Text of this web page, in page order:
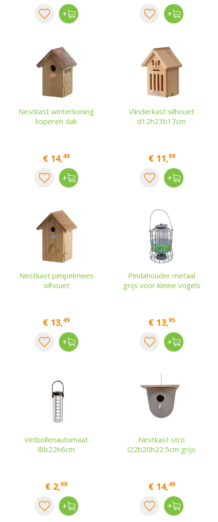
Nestkast winterkoning
koperen dak
€ 14,49
Vlinderkast silhouet
d12h23b17cm
€ 11,99
Nestkast pimpelmees
silhouet
€ 13,49
Pindahouder metaal
grijs voor kleine vogels
€ 13,95
Vetbollenautomaat
l8b22h6cm
€ 2,99
Nestkast stro
l22b20h22.5cm grijs
€ 14,49